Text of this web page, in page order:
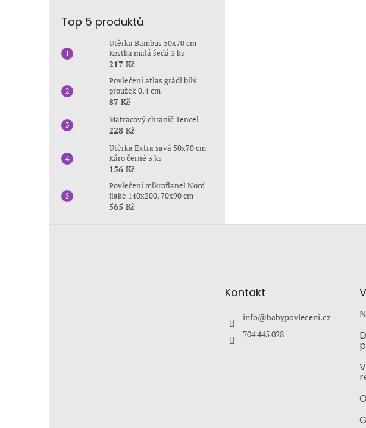
Top 5 produktů
Utěrka Bambus 50x70 cm
Kostka malá šedá 3 ks
217 Kč
Povlečení atlas grádl bílý
proužek 0,4 cm
87 Kč
Matracový chránič Tencel
228 Kč
Utěrka Extra savá 50x70 cm
Káro černé 3 ks
156 Kč
Povlečení mikroflanel Nord
flake 140x200, 70x90 cm
565 Kč
Kontakt
info@babypovleceni.cz
704 445 028